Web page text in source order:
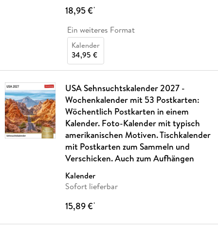
18,95 €*
Ein weiteres Format
Kalender
34,95 €
USA Sehnsuchtskalender 2027 -
Wochenkalender mit 53 Postkarten:
Wöchentlich Postkarten in einem
Kalender. Foto-Kalender mit typisch
amerikanischen Motiven. Tischkalender
mit Postkarten zum Sammeln und
Verschicken. Auch zum Aufhängen
Kalender
Sofort lieferbar
15,89 €*